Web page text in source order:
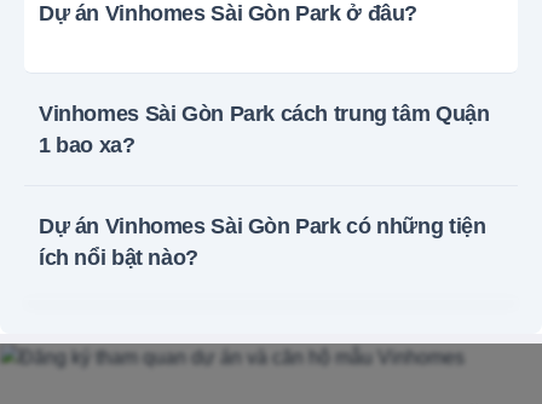
Dự án Vinhomes Sài Gòn Park ở đâu?
Vinhomes Sài Gòn Park cách trung tâm Quận
1 bao xa?
Dự án Vinhomes Sài Gòn Park có những tiện
ích nổi bật nào?